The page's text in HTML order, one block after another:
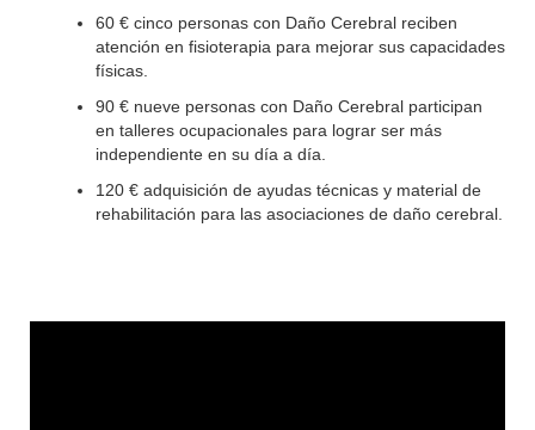
60 € cinco personas con Daño Cerebral reciben
atención en fisioterapia para mejorar sus capacidades
físicas.
90 € nueve personas con Daño Cerebral participan
en talleres ocupacionales para lograr ser más
independiente en su día a día.
120 € adquisición de ayudas técnicas y material de
rehabilitación para las asociaciones de daño cerebral.